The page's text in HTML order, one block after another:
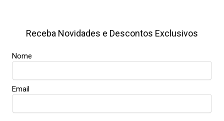
Receba Novidades e Descontos Exclusivos
Nome
Email